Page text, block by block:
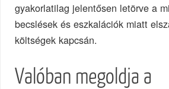
gyakorlatilag jelentősen letörve a
becslések és eszkalációk miatt
költségek kapcsán.
Valóban megoldja a